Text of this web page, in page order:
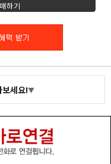
하기
보세요!▼